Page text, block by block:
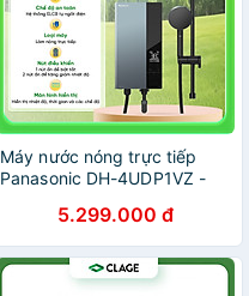
Máy nước nóng trực tiếp
Panasonic DH-4UDP1VZ -
5.299.000 đ